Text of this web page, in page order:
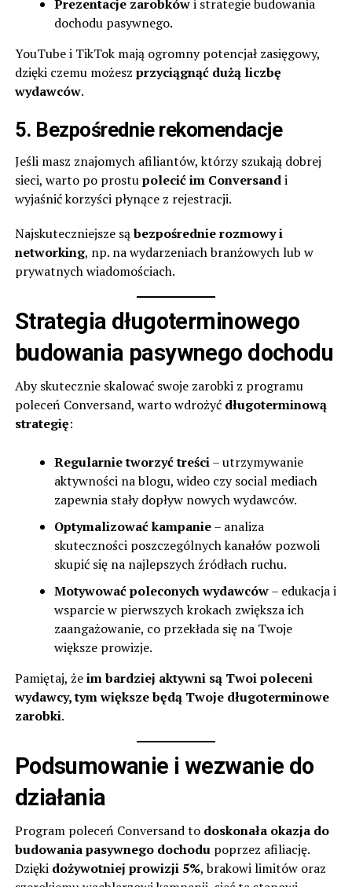
Prezentacje zarobkówi strategie budowania
dochodu pasywnego.
YouTube i TikTok mają ogromny potencjał zasięgowy,
dzięki czemu możesz przyciągnąć dużą liczbę
wydawców.
5. Bezpośrednie rekomendacje
Jeśli masz znajomych afiliantów, którzy szukają dobrej
sieci, warto po prostupolecić im Conversandi
wyjaśnić korzyści płynące z rejestracji.
Najskuteczniejsze sąbezpośrednie rozmowy i
networking, np. na wydarzeniach branżowych lub w
prywatnych wiadomościach.
Strategia długoterminowego
budowania pasywnego dochodu
Aby skutecznie skalować swoje zarobki z programu
poleceń Conversand, warto wdrożyć długoterminową
strategię:
Regularnie tworzyć treści– utrzymywanie
aktywności na blogu, wideo czy social mediach
zapewnia stały dopływ nowych wydawców.
Optymalizować kampanie– analiza
skuteczności poszczególnych kanałów pozwoli
skupić się na najlepszych źródłach ruchu.
Motywować poleconych wydawców– edukacja i
wsparcie w pierwszych krokach zwiększa ich
zaangażowanie, co przekłada się na Twoje
większe prowizje.
Pamiętaj, żeim bardziej aktywni są Twoi poleceni
wydawcy, tym większe będą Twoje długoterminowe
zarobki.
Podsumowanie i wezwanie do
działania
Program poleceń Conversand to doskonała okazja do
budowania pasywnego dochodupoprzez afiliację.
Dzięki dożywotniej prowizji 5%, brakowi limitów oraz